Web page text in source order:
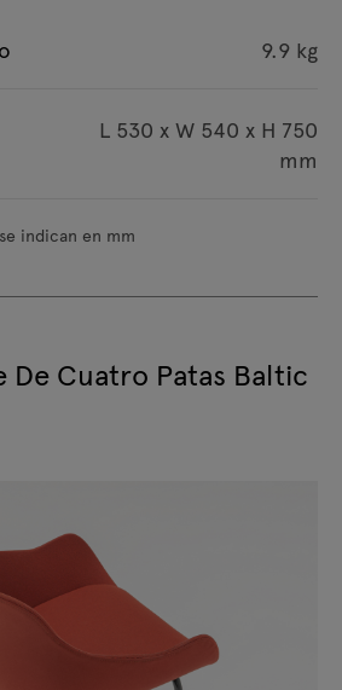
9.9 kg
L 530 x W 540 x H 750
mm
indican en mm
De Cuatro Patas Baltic